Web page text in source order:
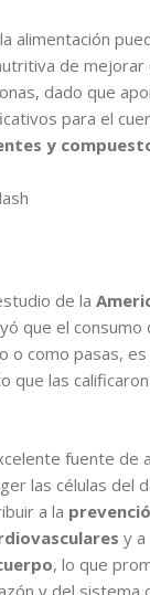
alimentación
de
dado que
para el
y
de la
que el consumo
o como pasas,
que las
fuente de
las células del
a la
y a
, lo que
y del sistema